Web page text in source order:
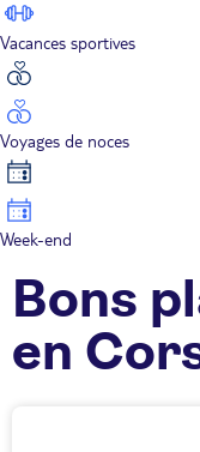
Vacances sportives
Voyages de noces
Week-end
Bons
en